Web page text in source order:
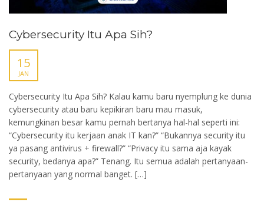
Cybersecurity Itu Apa Sih?
15
JAN
Cybersecurity Itu Apa Sih? Kalau kamu baru nyemplung ke dunia
cybersecurity atau baru kepikiran baru mau masuk,
kemungkinan besar kamu pernah bertanya hal-hal seperti ini:
“Cybersecurity itu kerjaan anak IT kan?” “Bukannya security itu
ya pasang antivirus + firewall?” “Privacy itu sama aja kayak
security, bedanya apa?” Tenang. Itu semua adalah pertanyaan-
pertanyaan yang normal banget. […]